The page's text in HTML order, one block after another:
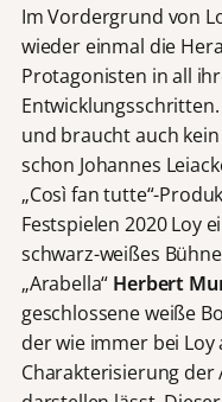
Im Vordergrund von
wieder einmal die
Protagonisten in all
und braucht auch
schon Johannes
„Così fan tutte“-
Festspielen 2020 Loy
schwarz-weißes
„Arabella“ Herbert
geschlossene weiße
der wie immer bei
Charakterisierung